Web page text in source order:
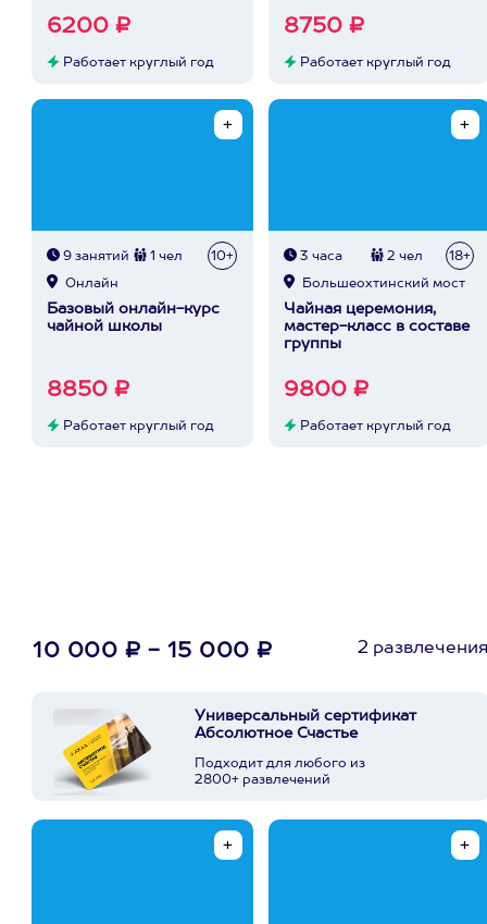
6200 ₽
Работает круглый год
8750 ₽
Работает круглый год
9 занятий 1 чел 10+
Онлайн
Базовый онлайн-курс
чайной школы
8850 ₽
Работает круглый год
3 часа 2 чел 18+
Большеохтинский мост
Чайная церемония,
мастер-класс в составе
группы
9800 ₽
Работает круглый год
10 000 ₽ - 15 000 ₽ 2
Универсальный сертификат
Абсолютное Счастье
Подходит для любого из
2800+ развлечений